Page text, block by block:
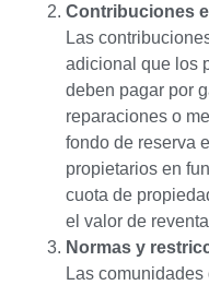
Contribuciones
Las
adicional que los
deben pagar por
reparaciones o
fondo de reserva
propietarios en
cuota de
el valor de
Normas y
Las